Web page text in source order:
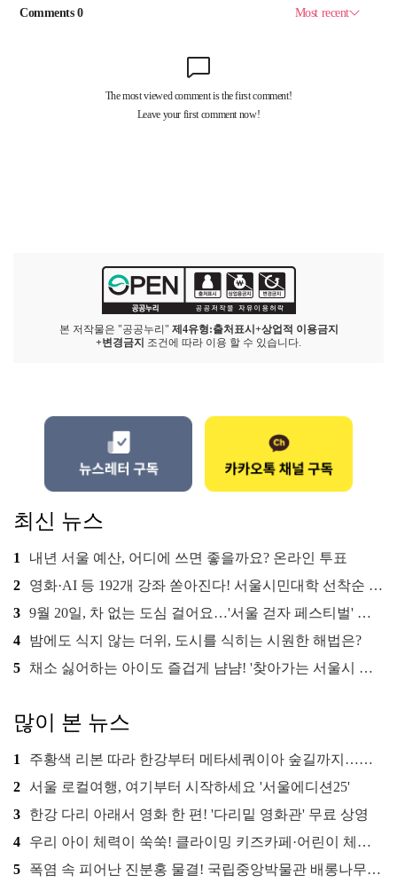
본 저작물은 "공공누리" 제4유형:출처표시+상업적 이용금지
+변경금지 조건에 따라 이용 할 수 있습니다.
최신 뉴스
1
내년 서울 예산, 어디에 쓰면 좋을까요? 온라인 투표
2
영화·AI 등 192개 강좌 쏟아진다! 서울시민대학 선착순 신청
3 9월 20일, 차 없는 도심 걸어요…'서울 걷자 페스티벌' 선착순 5천명
4
밤에도 식지 않는 더위, 도시를 식히는 시원한 해법은?
5
채소 싫어하는 아이도 즐겁게 냠냠! '찾아가는 서울시 식생활 교육' 현장
많이 본 뉴스
1
주황색 리본 따라 한강부터 메타세쿼이아 숲길까지…서울둘레길 15코스
2 서울 로컬여행, 여기부터 시작하세요 '서울에디션25'
3
한강 다리 아래서 영화 한 편! '다리밑 영화관' 무료 상영
4
우리 아이 체력이 쑥쑥! 클라이밍 키즈카페·어린이 체력장
5
폭염 속 피어난 진분홍 물결! 국립중앙박물관 배롱나무 명소